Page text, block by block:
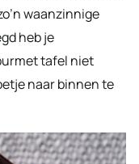
waanzinnige
heb je
tafel niet
naar binnen te